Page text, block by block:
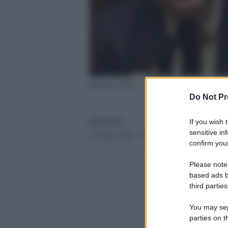
Do Not
If you wish
sensitive
confirm
Please
based ads
third
You may
parties on